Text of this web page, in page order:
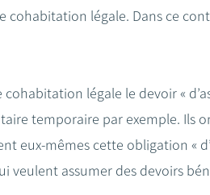
cohabitation légale. Dans ce
légale le devoir «
temporaire par exemple. Ils
eux-mêmes cette obligation «
veulent assumer des devoirs